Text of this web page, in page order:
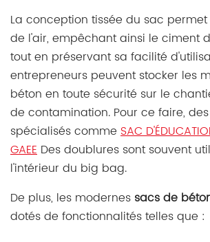
La conception tissée du sac
de l'air, empêchant ainsi le ciment
tout en préservant sa facilité
entrepreneurs peuvent stocker les
béton en toute sécurité sur le
de contamination. Pour ce faire,
spécialisés comme SAC
GAEE Des doublures sont souvent
l'intérieur du big bag.
De plus, les modernes sacs de
dotés de fonctionnalités telles que :